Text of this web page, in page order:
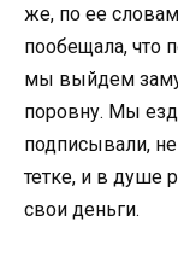
же, по ее
пообещала, что
мы выйдем
поровну. Мы
подписывали,
тетке, и в душе
свои деньги.